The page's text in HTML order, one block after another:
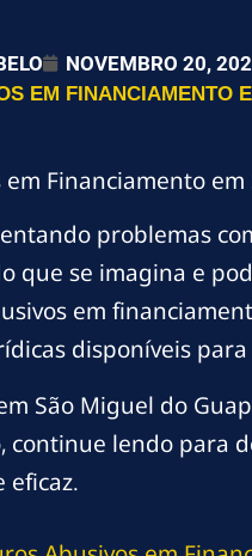
NOVEMBRO 20,
EM FINANCIAMENTO
em Financiamento
problemas
que se imagina e
em
disponíveis
São Miguel do
continue lendo para
eficaz.